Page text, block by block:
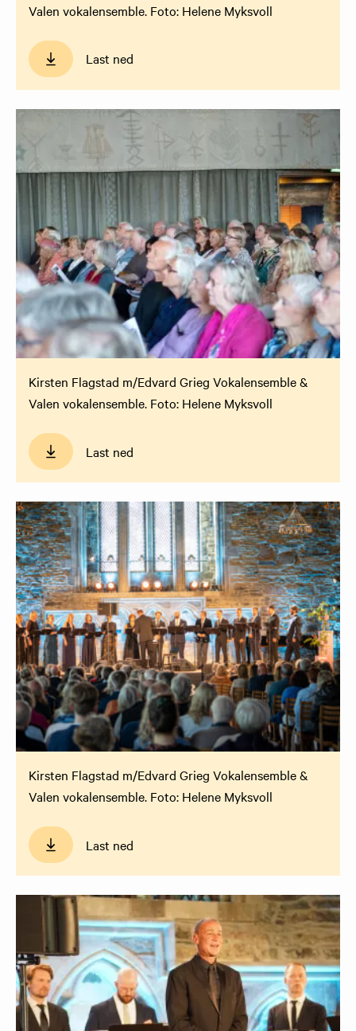
Valen vokalensemble. Foto: Helene Myksvoll
Last ned
Kirsten Flagstad m/Edvard Grieg Vokalensemble &
Valen vokalensemble. Foto: Helene Myksvoll
Last ned
Kirsten Flagstad m/Edvard Grieg Vokalensemble &
Valen vokalensemble. Foto: Helene Myksvoll
Last ned